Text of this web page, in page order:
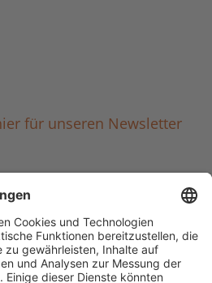
auf
Stadtbibliothek auf
Stadtbibliothek
für unseren Newsletter